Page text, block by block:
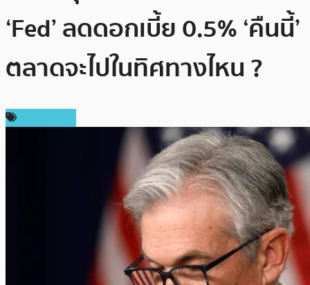
‘Fed’ ลดดอกเบี้ย 0.5% ‘คืนนี้’
ตลาดจะไปในทิศทางไหน ?